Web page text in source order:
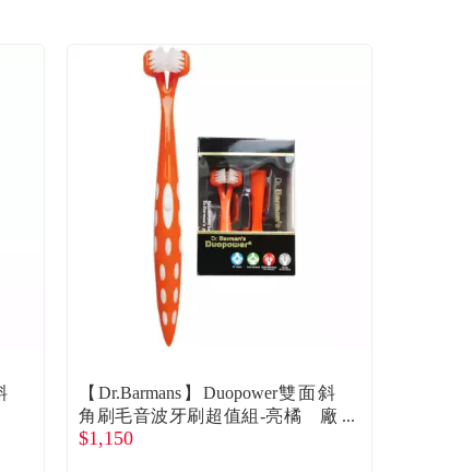
【Dr.Barmans】Duopower雙面斜
角刷毛音波牙刷超值組-亮橘 廠
商直送
$1,150